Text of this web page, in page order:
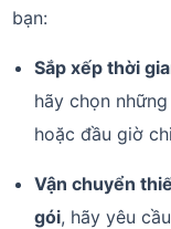
bạn:
Sắp xếp thời
hãy chọn
hoặc đầu giờ
Vận chuyển
gói, hãy yêu